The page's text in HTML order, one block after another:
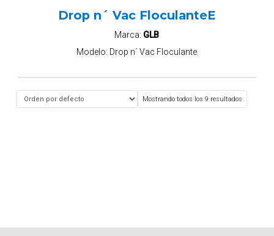
Drop n´ Vac FloculanteE
Marca: GLB
Modelo: Drop n´ Vac Floculante
Mostrando todos los 9 resultados